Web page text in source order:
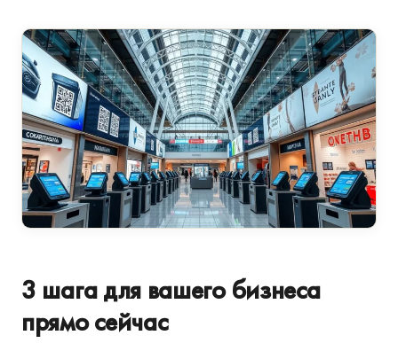
3 шага для вашего бизнеса
прямо сейчас